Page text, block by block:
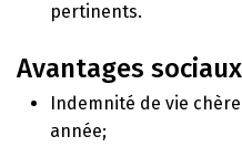
pertinents.
Avantages sociaux
Indemnité de vie
année;